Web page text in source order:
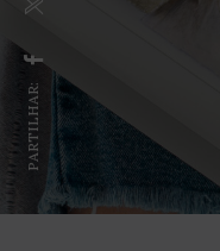
PARTILHAR: